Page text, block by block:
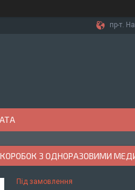
пр-т.
КОРОБОК З ОДНОРАЗОВИМИ
Під замовлення